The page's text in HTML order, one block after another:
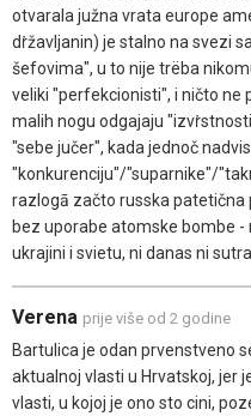
otvarala južna vrata europe
dṙžavljanin) je stalno na svezi
šefovima", u to nije trëba
veliki "perfekcionisti", i ničto ne
malih nogu odgajaju
"sebe jučer", kada jednoč
"konkurenciju"/"suparnike"/
razlogā začto russka patetična
bez uporabe atomske bombe -
ukrajini i svietu, ni danas ni sutra.
Verena prije više od 2 godine
Bartulica je odan prvenstveno
aktualnoj vlasti u Hrvatskoj, jer
vlasti, u kojoj je ono sto cini,